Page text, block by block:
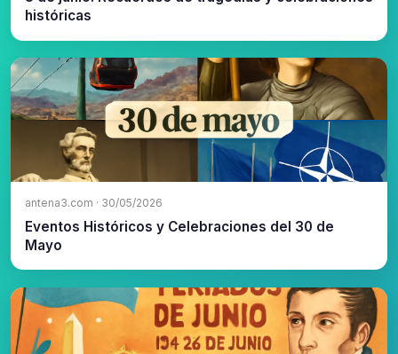
históricas
antena3.com · 30/05/2026
Eventos Históricos y Celebraciones del 30 de
Mayo